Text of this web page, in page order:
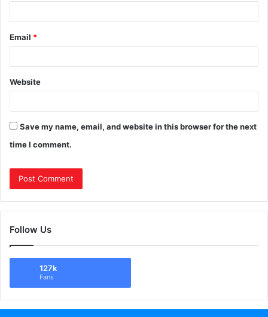
Email *
Website
Save my name, email, and website in this browser for the next
time I comment.
Follow Us
127k
Fans